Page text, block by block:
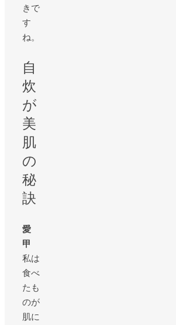
きで
す
ね。
自
炊
が
美
肌
の
秘
訣
愛
甲
私は
食べ
たも
のが
肌に